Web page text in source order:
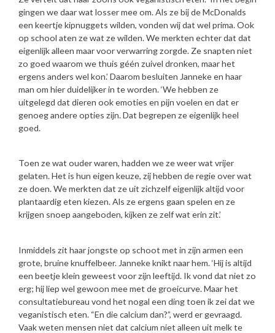
gingen we daar wat losser mee om. Als ze bij de McDonalds
een keertje kipnuggets wilden, vonden wij dat wel prima. Ook
op school aten ze wat ze wilden. We merkten echter dat dat
eigenlijk alleen maar voor verwarring zorgde. Ze snapten niet
zo goed waarom we thuis géén zuivel dronken, maar het
ergens anders wel kon.’ Daarom besluiten Janneke en haar
man om hier duidelijker in te worden. ‘We hebben ze
uitgelegd dat dieren ook emoties en pijn voelen en dat er
genoeg andere opties zijn. Dat begrepen ze eigenlijk heel
goed.
Toen ze wat ouder waren, hadden we ze weer wat vrijer
gelaten. Het is hun eigen keuze, zij hebben de regie over wat
ze doen. We merkten dat ze uit zichzelf eigenlijk altijd voor
plantaardig eten kiezen. Als ze ergens gaan spelen en ze
krijgen snoep aangeboden, kijken ze zelf wat erin zit.’
Inmiddels zit haar jongste op schoot met in zijn armen een
grote, bruine knuffelbeer. Janneke knikt naar hem. ‘Hij is altijd
een beetje klein geweest voor zijn leeftijd. Ik vond dat niet zo
erg; hij liep wel gewoon mee met de groeicurve. Maar het
consultatiebureau vond het nogal een ding toen ik zei dat we
veganistisch eten. “En die calcium dan?”, werd er gevraagd.
Vaak weten mensen niet dat calcium niet alleen uit melk te